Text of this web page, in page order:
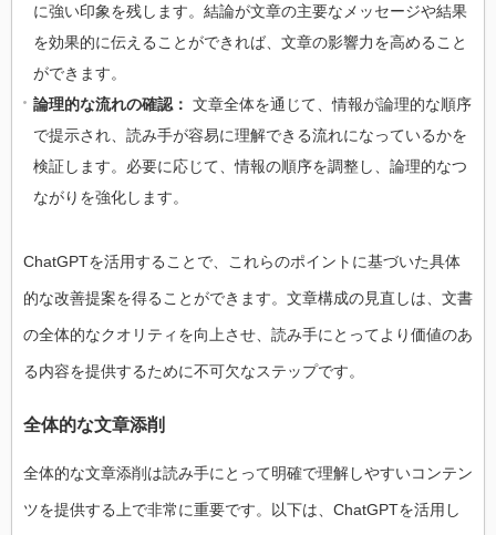
に強い印象を残します。結論が文章の主要なメッセージや結果
を効果的に伝えることができれば、文章の影響力を高めること
ができます。
論理的な流れの確認： 文章全体を通じて、情報が論理的な順序
で提示され、読み手が容易に理解できる流れになっているかを
検証します。必要に応じて、情報の順序を調整し、論理的なつ
ながりを強化します。
ChatGPTを活用することで、これらのポイントに基づいた具体
的な改善提案を得ることができます。文章構成の見直しは、文書
の全体的なクオリティを向上させ、読み手にとってより価値のあ
る内容を提供するために不可欠なステップです。
全体的な文章添削
全体的な文章添削は読み手にとって明確で理解しやすいコンテン
ツを提供する上で非常に重要です。以下は、ChatGPTを活用し